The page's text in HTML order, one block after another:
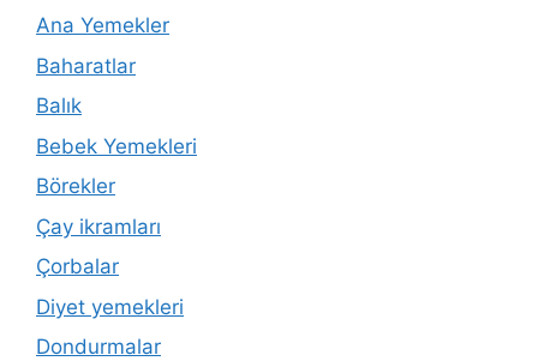
Ana Yemekler
Baharatlar
Balık
Bebek Yemekleri
Börekler
Çay ikramları
Çorbalar
Diyet yemekleri
Dondurmalar